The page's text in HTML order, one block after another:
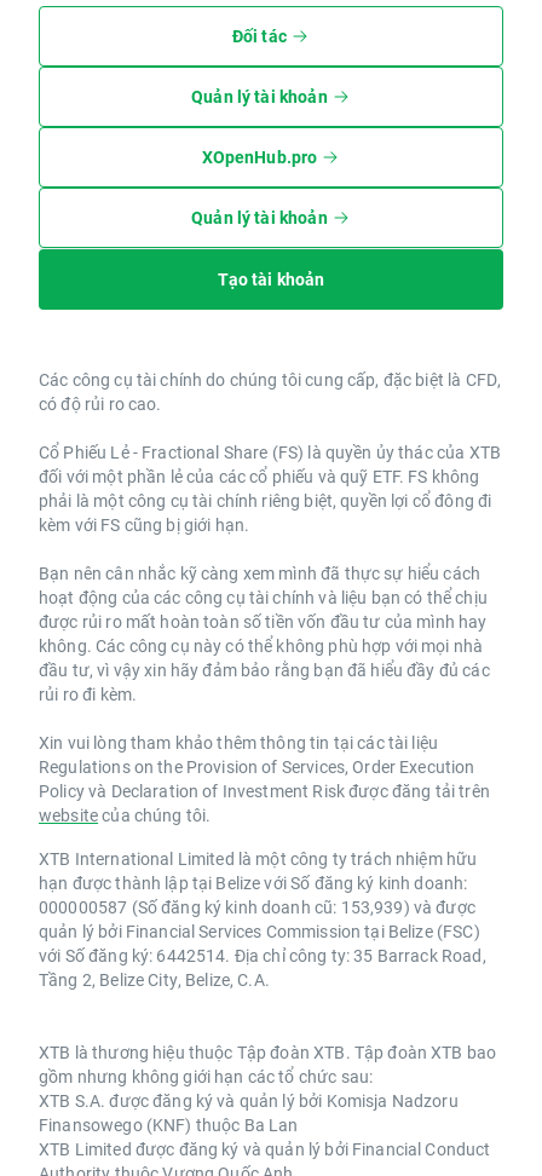
Đối tác
Quản lý tài khoản
XOpenHub.pro
Quản lý tài khoản
Tạo tài khoản
Các công cụ tài chính do chúng tôi cung cấp, đặc biệt là CFD,
có độ rủi ro cao.
Cổ Phiếu Lẻ - Fractional Share (FS) là quyền ủy thác của XTB
đối với một phần lẻ của các cổ phiếu và quỹ ETF. FS không
phải là một công cụ tài chính riêng biệt, quyền lợi cổ đông đi
kèm với FS cũng bị giới hạn.
Bạn nên cân nhắc kỹ càng xem mình đã thực sự hiểu cách
hoạt động của các công cụ tài chính và liệu bạn có thể chịu
được rủi ro mất hoàn toàn số tiền vốn đầu tư của mình hay
không. Các công cụ này có thể không phù hợp với mọi nhà
đầu tư, vì vậy xin hãy đảm bảo rằng bạn đã hiểu đầy đủ các
rủi ro đi kèm.
Xin vui lòng tham khảo thêm thông tin tại các tài liệu
Regulations on the Provision of Services, Order Execution
Policy và Declaration of Investment Risk được đăng tải trên
websitecủa chúng tôi.
XTB International Limited là một công ty trách nhiệm hữu
hạn được thành lập tại Belize với Số đăng ký kinh doanh:
000000587 (Số đăng ký kinh doanh cũ: 153,939) và được
quản lý bởi Financial Services Commission tại Belize (FSC)
với Số đăng ký: 6442514. Địa chỉ công ty: 35 Barrack Road,
Tầng 2, Belize City, Belize, C.A.
XTB là thương hiệu thuộc Tập đoàn XTB. Tập đoàn XTB bao
gồm nhưng không giới hạn các tổ chức sau:
XTB S.A. được đăng ký và quản lý bởi Komisja Nadzoru
Finansowego (KNF) thuộc Ba Lan
XTB Limited được đăng ký và quản lý bởi Financial Conduct